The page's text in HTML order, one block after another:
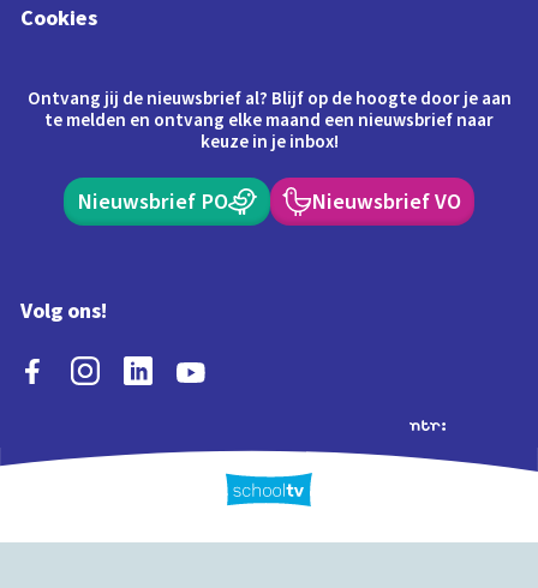
Cookies
Ontvang jij de nieuwsbrief al? Blijf op de hoogte door je aan
te melden en ontvang elke maand een nieuwsbrief naar
keuze in je inbox!
Nieuwsbrief PO Nieuwsbrief VO
Volg ons!